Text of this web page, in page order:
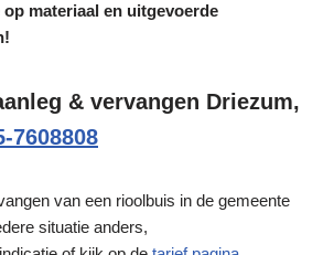
op materiaal en uitgevoerde
& vervangen Driezum,
7608808
van een rioolbuis in de gemeente
situatie anders,